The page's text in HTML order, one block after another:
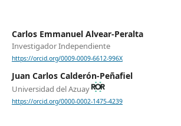
Carlos Emmanuel Alvear-Peralta
Investigador Independiente
https://orcid.org/0009-0009-6612-996X
Juan Carlos Calderón-Peñafiel
Universidad del Azuay
https://orcid.org/0000-0002-1475-4239